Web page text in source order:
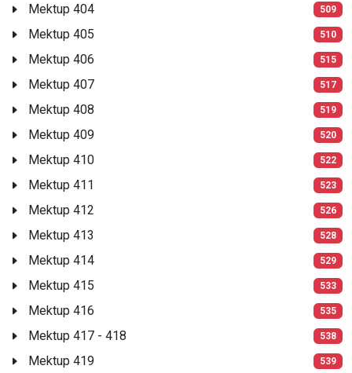
Mektup 404 509
Mektup 405 510
Mektup 406 515
Mektup 407 517
Mektup 408 519
Mektup 409 520
Mektup 410 522
Mektup 411 523
Mektup 412 526
Mektup 413 528
Mektup 414 529
Mektup 415 533
Mektup 416 535
Mektup 417 - 418 538
Mektup 419 539